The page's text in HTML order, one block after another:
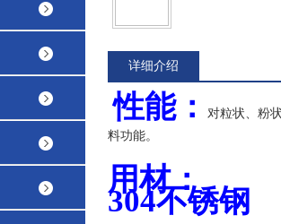
详细介绍
性能：
对粒状、粉
料功能。
用材：
304不锈钢